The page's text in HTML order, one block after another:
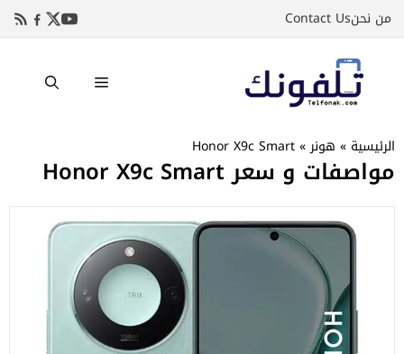
إلىمن نحنContact Us
القائمة
الرئيسية » هونر»
Honor X9c Smart
مواصفات و سعر Honor X9c Smart